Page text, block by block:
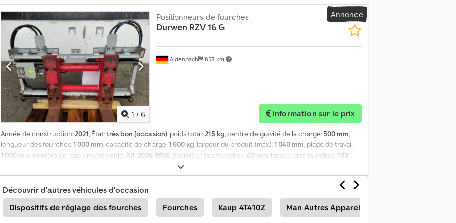
Annonce
1 / 6
Aidenbach 858 km
Positionneurs de fourches
Durwen RZV 16 G
Information sur le prix
Année de construction:2021, État:très bon (occasion), poids total:215 kg, centre de gravité de la charge: 500 mm,
longueur des fourches:1 000 mm, capacité de charge:1 600 kg, largeur du produit (max.):1 040 mm, plage de travail:
1 000 mm, numéro de machine/véhicule: AB-2026-1956, épaisseur des fourches:40 mm, largeur des fourches:100
, Sous réserve de vente intermédiaire, de modifications et d'éventuelles erreurs. Accessoire vendu dans l'état
ACTUEL (fourches comme neuves ; plage d’ouverture de 380 à 1000 mm (axe-axe)). Dcsdpfxoy Haixj Abbjk
Découvrir d'autres véhicules d'occasion
Dispositifs de réglage des fourches
Fourches Kaup 4T410Z Man Autres Appareils